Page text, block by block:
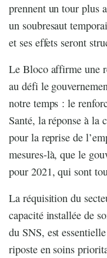
prennent un tour plus
un soubresaut
et ses effets seront
Le Bloco affirme une
au défi le
notre temps : le
Santé, la réponse à la
pour la reprise de
mesures-là, que le
pour 2021, qui sont
La réquisition du
capacité installée de
du SNS, est
riposte en soins